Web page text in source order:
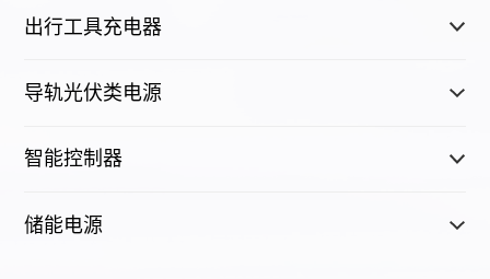
出行工具充电器
导轨光伏类电源
智能控制器
储能电源